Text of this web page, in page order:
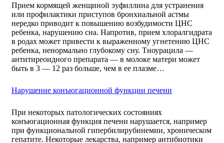
Прием кормящей женщиной эуфиллина для устранения
или профилактики приступов бронхиальной астмы
нередко приводит к повышению возбудимости ЦНС
ребенка, нарушению сна. Напротив, прием хлоралгидрата
в родах может привести к выраженному угнетению ЦНС
ребенка, ненормально глубокому сну. Тиоурацила —
антитиреоидного препарата — в молоке матери может
быть в 3 — 12 раз больше, чем в ее плазме…
Нарушение конъюгационной функции печени
При некоторых патологических состояниях
конъюгационная функция печени нарушается, например
при функциональной гипербилирубинемии, хроническом
гепатите. Некоторые лекарства, например антибиотики